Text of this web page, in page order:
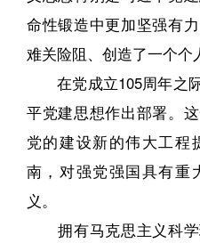
命性锻造中更加坚强有
难关险阻、创造了一个个
在党成立105周年之
平党建思想作出部署。
党的建设新的伟大工程
南，对强党强国具有重
义。
拥有马克思主义科学